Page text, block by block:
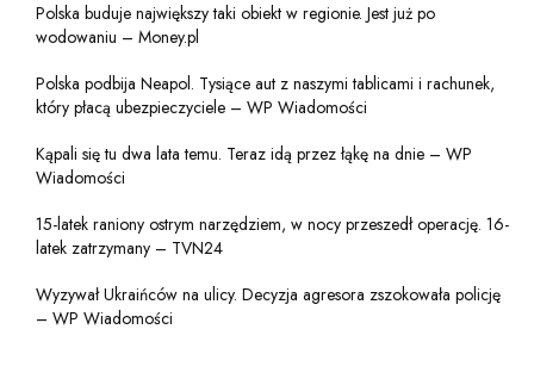
Polska buduje największy taki obiekt w regionie. Jest już po
wodowaniu – Money.pl
Polska podbija Neapol. Tysiące aut z naszymi tablicami i rachunek,
który płacą ubezpieczyciele – WP Wiadomości
Kąpali się tu dwa lata temu. Teraz idą przez łąkę na dnie – WP
Wiadomości
15-latek raniony ostrym narzędziem, w nocy przeszedł operację. 16-
latek zatrzymany – TVN24
Wyzywał Ukraińców na ulicy. Decyzja agresora zszokowała policję
– WP Wiadomości